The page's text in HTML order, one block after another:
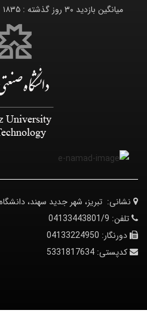
میانگین بازدید ۳۰ روز گذشته :
۱۸۳۵
نشانی: تبریز، شهر جدید سهند،
تلفن: 04133443801/9
دورنگار: 04133224950
کدپستی: 5331817634